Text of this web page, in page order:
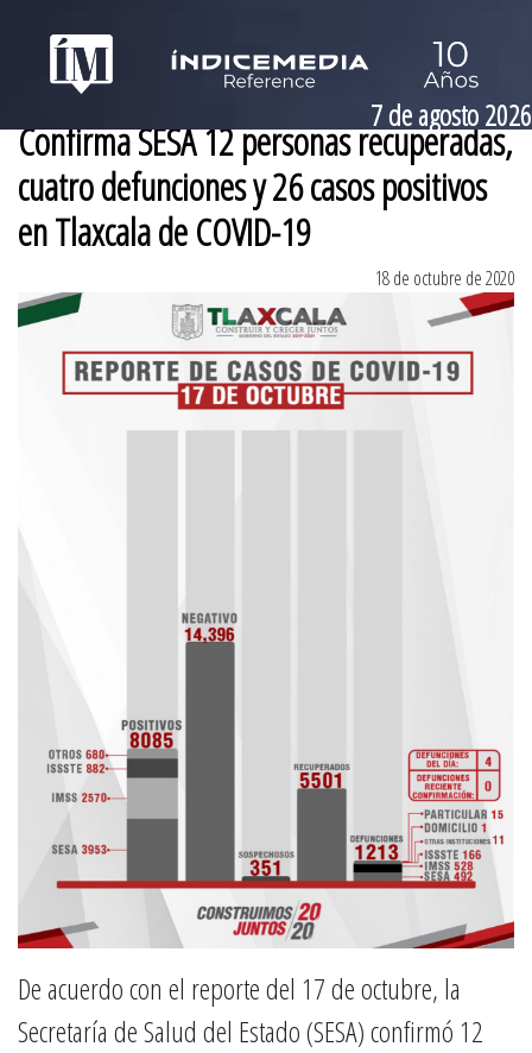
7 de agosto 2026
Confirma SESA 12 personas recuperadas,
cuatro defunciones y 26 casos positivos
en Tlaxcala de COVID-19
18 de octubre de 2020
De acuerdo con el reporte del 17 de octubre, la
Secretaría de Salud del Estado (SESA) confirmó 12